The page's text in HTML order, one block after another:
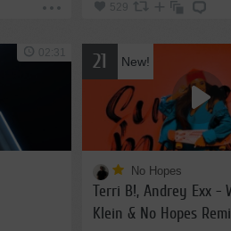
529
02:31 21 New!
No Hopes
Terri B!, Andrey Exx -
Klein & No Hopes